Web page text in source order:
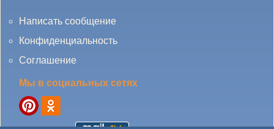
Написать сообщение
Конфиденциальность
Соглашение
Мы в социальных сетях